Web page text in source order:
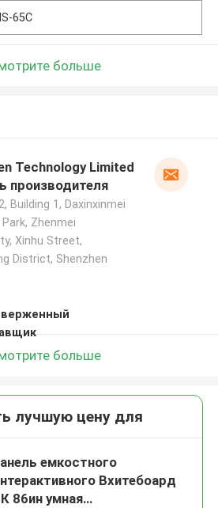
IS-65C
больше
Technology Limited
производителя
Building 1, Daxinxinmei
Zhenmei
Xinhu Street,
District, Shenzhen
больше
лучшую цену для
емкостного
Вхитебоард
86ин умная